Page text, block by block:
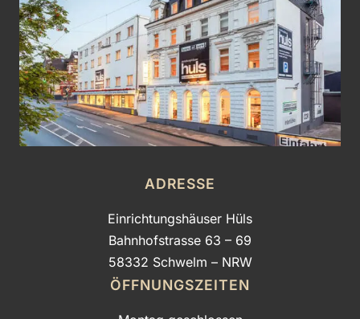
N
D
E
A
U
S
S
L
U
N
ADRESSE
Einrichtungshäuser Hüls
Bahnhofstrasse 63 – 69
58332 Schwelm – NRW
ÖFFNUNGSZEITEN